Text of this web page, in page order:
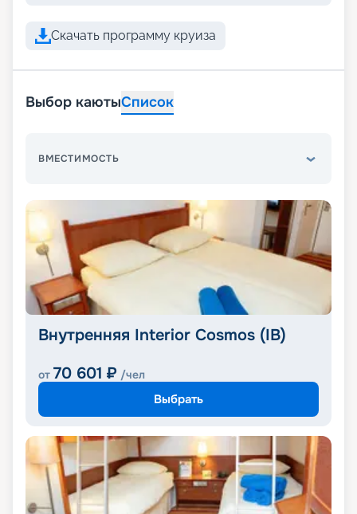
Скачать программу круиза
Выбор каютыСписок
ВМЕСТИМОСТЬ
Внутренняя Interior Cosmos (IB)
от 70 601 ₽ /чел
Выбрать